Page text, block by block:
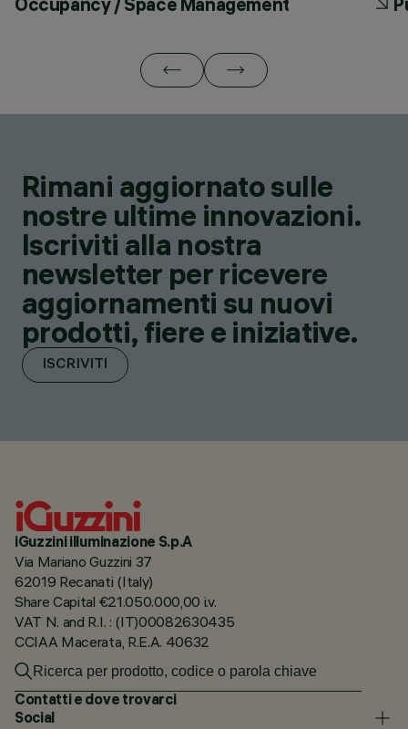
Rimani aggiornato sulle
nostre ultime innovazioni.
Iscriviti alla nostra
newsletter per ricevere
aggiornamenti su nuovi
prodotti, fiere e iniziative.
ISCRIVITI
iGuzzini illuminazione S.p.A
Via Mariano Guzzini 37
62019 Recanati (Italy)
Share Capital €21.050.000,00 i.v.
VAT N. and R.I. : (IT)00082630435
CCIAA Macerata, R.E.A. 40632
Contatti e dove trovarci
Social